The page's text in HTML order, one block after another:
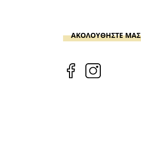
ΑΚΟΛΟΥΘΗΣΤΕ ΜΑΣ